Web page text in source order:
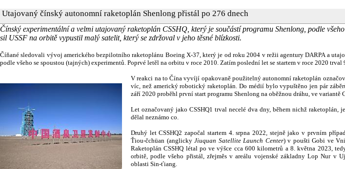
Utajovaný čínský autonomní raketoplán Shenlong přistál po 276 dnech
Čínský experimentální a velmi utajovaný raketoplán CSSHQ, který je součástí programu Shenlong, podle
sil USSF na orbitě vypustil malý satelit, který se zdržoval v jeho těsné blízkosti.
Číňané sledovali vývoj amerického bezpilotního raketoplánu Boeing X-37, který je od roku 2004 v režii agentury DARPA a
podle všeho se spoustou (tajných) experimentů. Poprvé letěl na orbitu v roce 2010. Zatím poslední let se startem v roce 2020 trval
V reakci na to Čína vyvíjí opakovaně použitelný autonomní raketoplán
víc, než americký robotický raketoplán. Do médií bylo vypuštěno jen pár
září 2020 proběhl první start programu Shenlong na oběžnou dráhu, ve
Let označovaný jako CSSHQ1 trval necelé dva dny, během nichž
dělal neznámo co.
Druhý let CSSHQ2 započal startem 4. srpna 2022, stejně jako v prvním
Ťiou-čchüan (anglickyJiuquan Satellite Launch Center) v poušti Gobi ve
Raketoplán CSSHQ létal po ve výšce cca 600 kilometrů a 8. května 2023,
orbitě, podle všeho přistál, zřejměs v areálu vojenské základny Lop Nur v
oblasti Sin-ťiang.